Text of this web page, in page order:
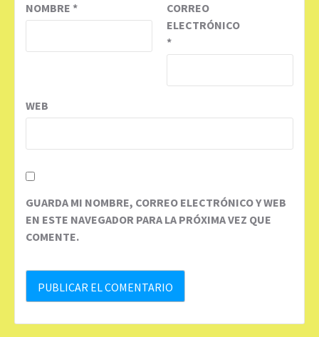
NOMBRE *
CORREO
ELECTRÓNICO
*
WEB
GUARDA MI NOMBRE, CORREO ELECTRÓNICO Y WEB
EN ESTE NAVEGADOR PARA LA PRÓXIMA VEZ QUE
COMENTE.